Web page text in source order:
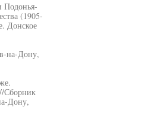
Подонья-
(1905-
Донское
на-Дону,
Сборник
Дону,